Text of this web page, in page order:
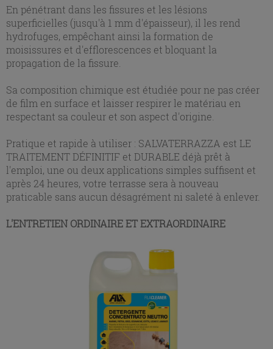
En pénétrant dans les fissures et les lésions
superficielles (jusqu'à 1 mm d'épaisseur), il les rend
hydrofuges, empêchant ainsi la formation de
moisissures et d'efflorescences et bloquant la
propagation de la fissure.
Sa composition chimique est étudiée pour ne pas créer
de film en surface et laisser respirer le matériau en
respectant sa couleur et son aspect d'origine.
Pratique et rapide à utiliser : SALVATERRAZZA est LE
TRAITEMENT DÉFINITIF et DURABLE déjà prêt à
l'emploi, une ou deux applications simples suffisent et
après 24 heures, votre terrasse sera à nouveau
praticable sans aucun désagrément ni saleté à enlever.
L'ENTRETIEN ORDINAIRE ET EXTRAORDINAIRE